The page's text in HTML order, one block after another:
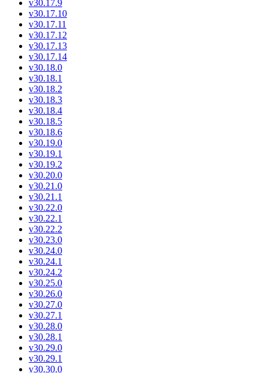
v30.17.9
v30.17.10
v30.17.11
v30.17.12
v30.17.13
v30.17.14
v30.18.0
v30.18.1
v30.18.2
v30.18.3
v30.18.4
v30.18.5
v30.18.6
v30.19.0
v30.19.1
v30.19.2
v30.20.0
v30.21.0
v30.21.1
v30.22.0
v30.22.1
v30.22.2
v30.23.0
v30.24.0
v30.24.1
v30.24.2
v30.25.0
v30.26.0
v30.27.0
v30.27.1
v30.28.0
v30.28.1
v30.29.0
v30.29.1
v30.30.0